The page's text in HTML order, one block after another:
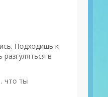
Подходишь к
в
что ты